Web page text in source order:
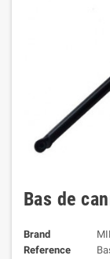
Bas de
Brand
Reference